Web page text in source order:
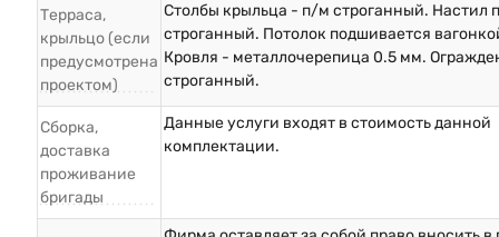
Терраса,
крыльцо (если
предусмотрена
проектом)
Столбы крыльца - п/м строганный. Настил
строганный. Потолок подшивается
Кровля - металлочерепица 0.5 мм.
строганный.
Сборка,
доставка
проживание
бригады
Данные услуги входят в стоимость данной
комплектации.